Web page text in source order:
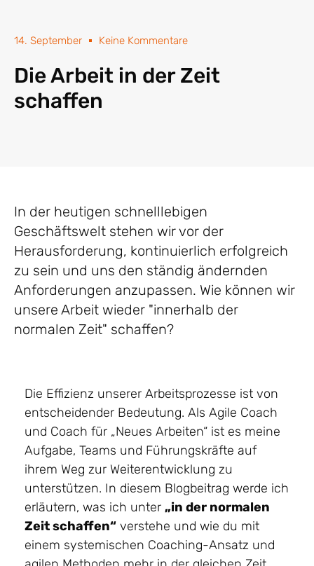
14. September Keine Kommentare
Die Arbeit in der Zeit
schaffen
In der heutigen schnelllebigen
Geschäftswelt stehen wir vor der
Herausforderung, kontinuierlich erfolgreich
zu sein und uns den ständig ändernden
Anforderungen anzupassen. Wie können wir
unsere Arbeit wieder "innerhalb der
normalen Zeit" schaffen?
Die Effizienz unserer Arbeitsprozesse ist von
entscheidender Bedeutung. Als Agile Coach
und Coach für „Neues Arbeiten“ ist es meine
Aufgabe, Teams und Führungskräfte auf
ihrem Weg zur Weiterentwicklung zu
unterstützen. In diesem Blogbeitrag werde ich
erläutern, was ich unter „in der normalen
Zeit schaffen“ verstehe und wie du mit
einem systemischen Coaching-Ansatz und